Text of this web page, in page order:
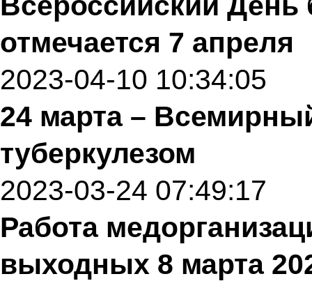
отмечается 7 апреля
2023-04-10 10:34:05
24 марта –
туберкулезом
2023-03-24 07:49:17
Работа
выходных 8 марта